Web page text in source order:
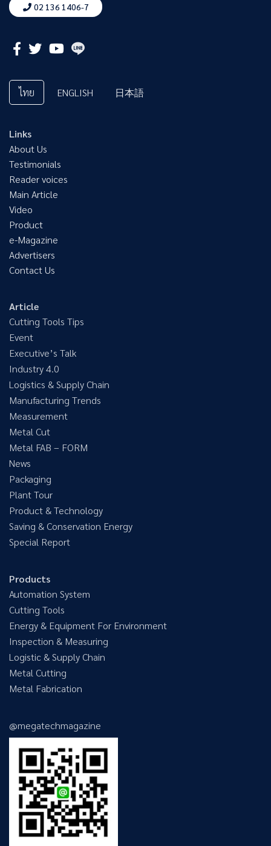
02 136 1406-7
ไทย ENGLISH 日本語
Links
About Us
Testimonials
Reader voices
Main Article
Video
Product
e-Magazine
Advertisers
Contact Us
Article
Cutting Tools Tips
Event
Executive’s Talk
Industry 4.0
Logistics & Supply Chain
Manufacturing Trends
Measurement
Metal Cut
Metal FAB – FORM
News
Packaging
Plant Tour
Product & Technology
Saving & Conservation Energy
Special Report
Products
Automation System
Cutting Tools
Energy & Equipment For Environment
Inspection & Measuring
Logistic & Supply Chain
Metal Cutting
Metal Fabrication
@megatechmagazine